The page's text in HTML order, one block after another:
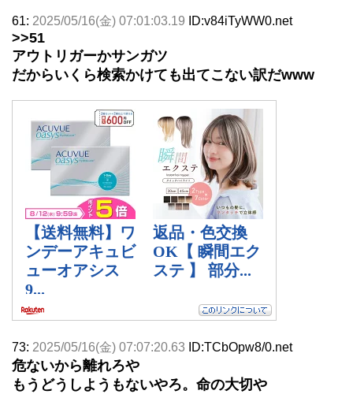
61: 2025/05/16(金) 07:01:03.19 ID:v84iTyWW0.net
>>51
アウトリガーかサンガツ
だからいくら検索かけても出てこない訳だwww
73: 2025/05/16(金) 07:07:20.63 ID:TCbOpw8/0.net
危ないから離れろや
もうどうしようもないやろ。命の大切や